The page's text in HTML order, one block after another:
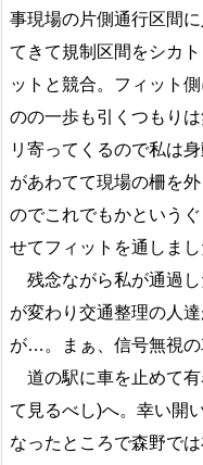
事現場の片側通行区間
てきて規制区間をシカ
ットと競合。フィット
のの一歩も引くつもり
リ寄ってくるので私は
があわてて現場の柵を
のでこれでもかという
せてフィットを通しまし
残念ながら私が通過し
が変わり交通整理の人
が…。まぁ、信号無視の
道の駅に車を止めて有
て見るべし)へ。幸い開
なったところで森野で